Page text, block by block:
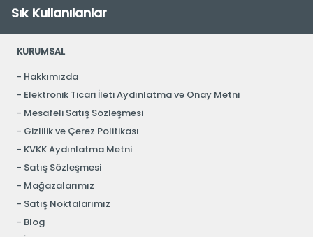
Sık Kullanılanlar
KURUMSAL
Hakkımızda
Elektronik Ticari İleti Aydınlatma ve Onay Metni
Mesafeli Satış Sözleşmesi
Gizlilik ve Çerez Politikası
KVKK Aydınlatma Metni
Satış Sözleşmesi
Mağazalarımız
Satış Noktalarımız
Blog